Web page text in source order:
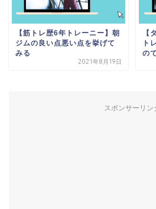
【筋トレ歴6年トレーニー】朝
ジムの良い点悪い点を挙げて
みる
2021年8月19日
【
ト
の
スポンサーリン